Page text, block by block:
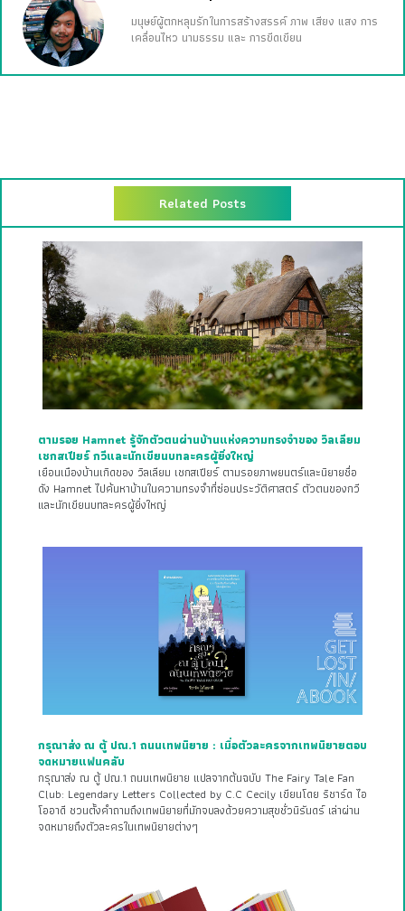
มนุษย์ผู้ตกหลุมรักในการสร้างสรรค์ ภาพ เสียง แสง การ
เคลื่อนไหว นามธรรม และ การขีดเขียน
Related Posts
ตามรอย Hamnet รู้จักตัวตนผ่านบ้านแห่งความทรงจำของ วิลเลียม
เชกสเปียร์ กวีและนักเขียนบทละครผู้ยิ่งใหญ่
เยือนเมืองบ้านเกิดของ วิลเลียม เชกสเปียร์ ตามรอยภาพยนตร์และนิยายชื่อ
ดัง Hamnet ไปค้นหาบ้านในความทรงจำที่ซ่อนประวัติศาสตร์ ตัวตนของกวี
และนักเขียนบทละครผู้ยิ่งใหญ่
กรุณาส่ง ณ ตู้ ปณ.1 ถนนเทพนิยาย : เมื่อตัวละครจากเทพนิยายตอบ
จดหมายแฟนคลับ
กรุณาส่ง ณ ตู้ ปณ.1 ถนนเทพนิยาย แปลจากต้นฉบับ The Fairy Tale Fan
Club: Legendary Letters Collected by C.C Cecily เขียนโดย ริชาร์ด ไอ
โออาดี ชวนตั้งคำถามถึงเทพนิยายที่มักจบลงด้วยความสุขชั่วนิรันดร์ เล่าผ่าน
จดหมายถึงตัวละครในเทพนิยายต่างๆ